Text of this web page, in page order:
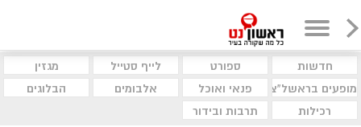
חדשות ספורט לייף סטייל
מגזין
מופעים בראשל"צ
פנאי ואוכל אלבומים
הבלוגים
רכילות
תרבות ובידור